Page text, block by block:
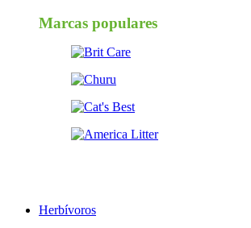
Marcas populares
Herbívoros